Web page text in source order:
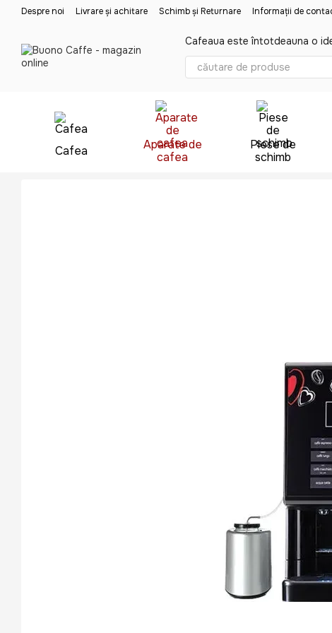
Mergi la conținutul principal
Despre noi Livrare și achitare Schimb și Returnare Informații de
Cafeaua este întotdeauna o
Cafea
Aparate de
cafea
Piese de
schimb